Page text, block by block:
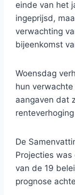
einde van het
ingeprijsd,
verwachting
bijeenkomst
Woensdag
hun
aangaven dat
De
Projecties
van de 19
prognose